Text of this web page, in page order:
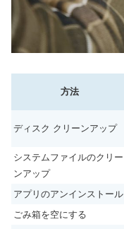
方法
ディスク クリーンアップ
システムファイルのクリー
ンアップ
アプリのアンインストール
ごみ箱を空にする